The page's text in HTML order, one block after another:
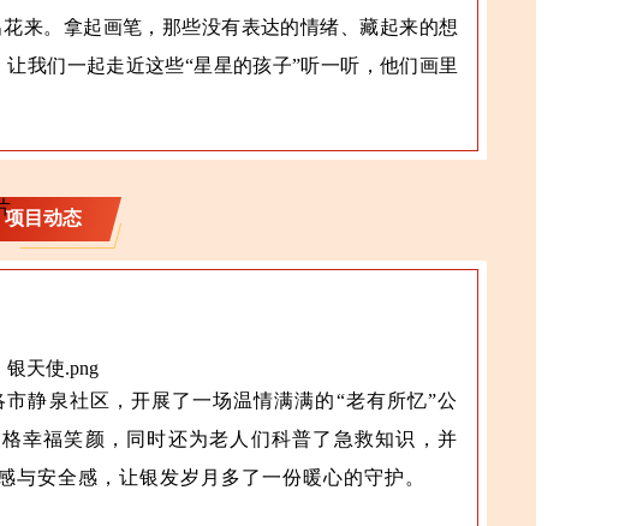
来。拿起画笔，那些没有表达的情绪、藏起来的想
我们一起走近这些“星星的孩子”听一听，他们画里
项目动态
静泉社区，开展了一场温情满满的“老有所忆”公
幸福笑颜，同时还为老人们科普了急救知识，并
与安全感，让银发岁月多了一份暖心的守护。